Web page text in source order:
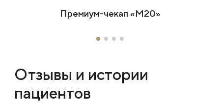
Премиум-чекап «М20»
Отзывы и истории
пациентов